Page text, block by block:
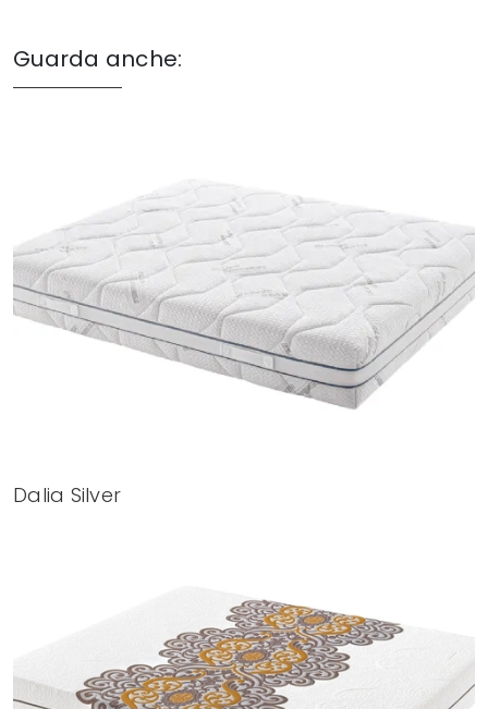
Guarda anche:
Dalia Silver